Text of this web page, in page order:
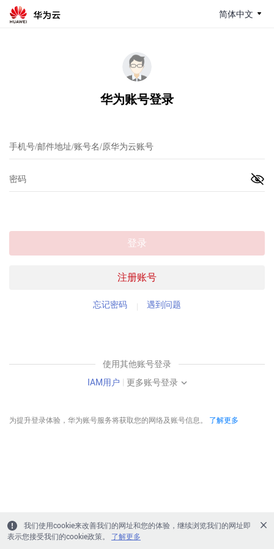
简体中文
华为账号登录
注册账号
登录
忘记密码 遇到问题
使用其他账号登录
IAM用户 | 更多账号登录
为提升登录体验，华为账号服务将获取您的网络及账号信息。 了解更多
我们使用cookie来改善我们的网址和您的体验，继续浏览我们的网址即
表示您接受我们的cookie政策。
了解更多